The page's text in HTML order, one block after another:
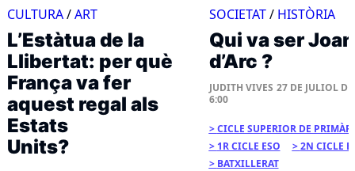
CULTURA/ART
L’Estàtua de la
Llibertat: per què
França va fer
aquest regal als
Estats
Units?
SOCIETAT/ HISTÒRIA
Qui va ser
d’Arc ?
JUDITH VIVES 27 DE JULIOL DE
6:00
CICLE SUPERIOR DE
1R CICLE ESO
2N CICLE
BATXILLERAT